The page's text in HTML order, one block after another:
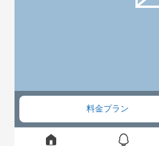
料金プラン